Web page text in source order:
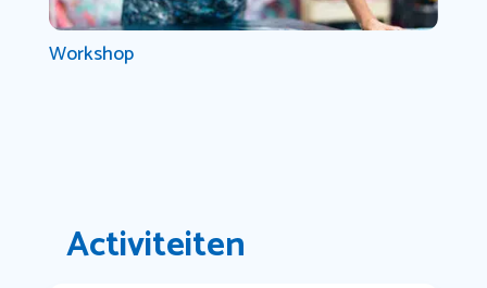
Workshop
Activiteiten